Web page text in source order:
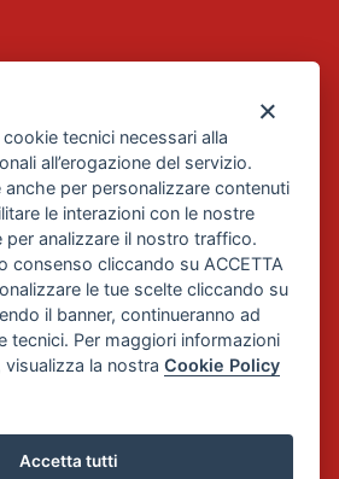
tecnici necessari alla
all’erogazione del servizio.
per personalizzare contenuti
le interazioni con le nostre
per analizzare il nostro traffico.
consenso cliccando su ACCETTA
le tue scelte cliccando su
il banner, continueranno ad
tecnici. Per maggiori informazioni
visualizza la nostraCookie Policy
Accetta tutti
n. 1656740